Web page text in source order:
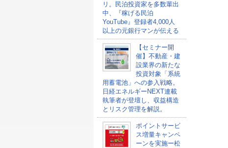
リ。民泊投資家を多数輩出
中、『稼げる民泊
YouTube』登録者4,000人
以上の元銀行マンが伝える
【セミナー開
催】不動産・建
設業界の新たな
投資対象「系統
用蓄電池」への参入戦略。
日経エネルギーNEXT連載
執筆者が登壇し、収益構造
とリスク管理を解説。
ポイントサービ
ス増量キャンペ
ーンを実施ー松